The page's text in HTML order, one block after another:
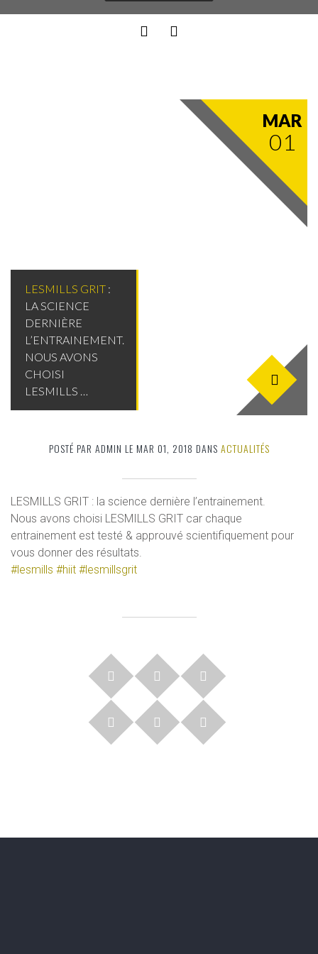
MAR
01
LESMILLS GRIT :
LA SCIENCE
DERNIÈRE
L’ENTRAINEMENT.
NOUS AVONS
CHOISI
LESMILLS …
POSTÉ PAR ADMIN LE MAR 01, 2018 DANS ACTUALITÉS
LESMILLS GRIT : la science dernière l’entrainement.
Nous avons choisi LESMILLS GRIT car chaque
entrainement est testé & approuvé scientifiquement pour
vous donner des résultats.
#lesmills #hiit #lesmillsgrit